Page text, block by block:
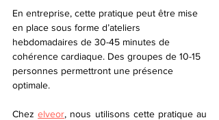
En entreprise, cette pratique peut être mise
en place sous forme d’ateliers
hebdomadaires de 30-45 minutes de
cohérence cardiaque. Des groupes de 10-15
personnes permettront une présence
optimale.
Chez elveor, nous utilisons cette pratique au